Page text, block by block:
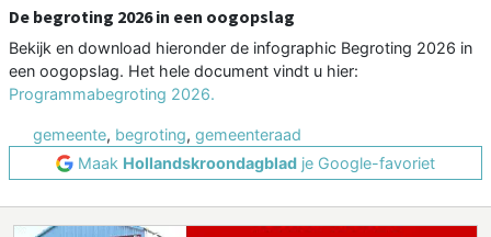
De begroting 2026 in een oogopslag
Bekijk en download hieronder de infographic Begroting 2026 in
een oogopslag. Het hele document vindt u hier:
Programmabegroting 2026.
gemeente, begroting, gemeenteraad
Maak Hollandskroondagblad je Google-favoriet